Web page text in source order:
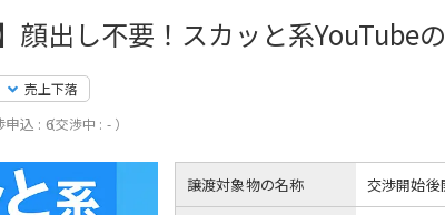
顔出し不要！スカッと系YouTube
売上下落
申込 : 6
（交渉中 : - ）
譲渡対象物の名称 交渉開始後